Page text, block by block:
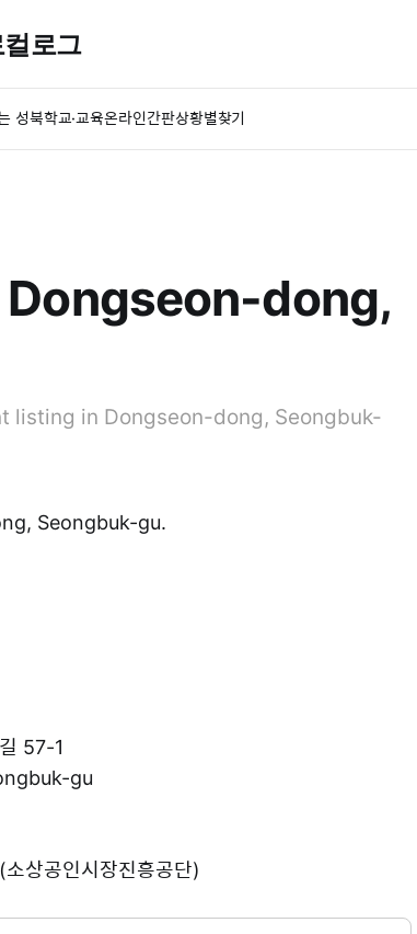
로그
성북학교·교육온라인간판상황별찾기
Dongseon-dong,
listing in Dongseon-dong, Seongbuk-
Seongbuk-gu.
57-1
gu
상공인시장진흥공단)